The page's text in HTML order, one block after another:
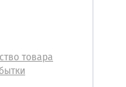
товара